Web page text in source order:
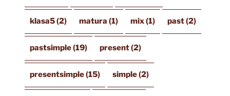
klasa5(2) matura (1) mix(1) past(2)
pastsimple(19) present(2)
presentsimple(15) simple(2)